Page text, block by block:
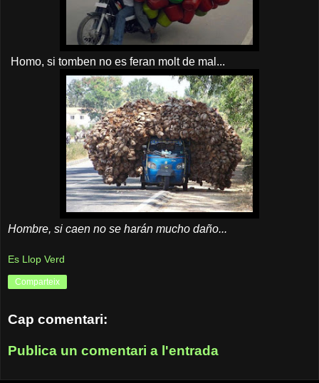
Homo, si tomben no es feran molt de mal...
Hombre, si caen no se harán mucho daño...
Es Llop Verd
Comparteix
Cap comentari:
Publica un comentari a l'entrada